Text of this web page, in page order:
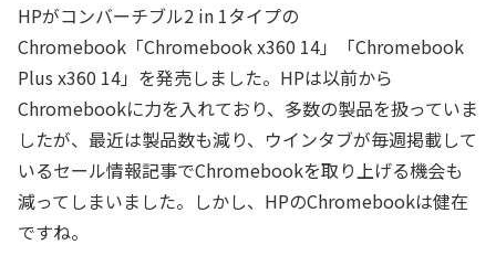
HPがコンバーチブル2 in 1タイプの
Chromebook「Chromebook x360 14」「Chromebook
Plus x360 14」を発売しました。HPは以前から
Chromebookに力を入れており、多数の製品を扱っていま
したが、最近は製品数も減り、ウインタブが毎週掲載して
いるセール情報記事でChromebookを取り上げる機会も
減ってしまいました。しかし、HPのChromebookは健在
ですね。